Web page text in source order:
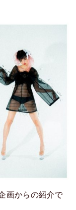
画からの紹介で